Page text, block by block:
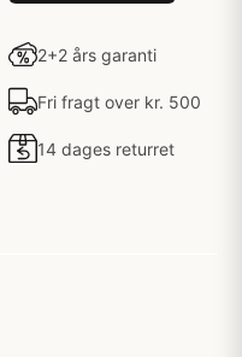
2+2 års garanti
Fri fragt over kr. 500
14 dages returret